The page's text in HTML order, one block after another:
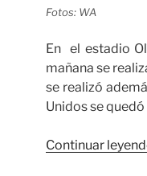
Fotos: WA
En el estadio
mañana se
se realizó
Unidos se
Continuar